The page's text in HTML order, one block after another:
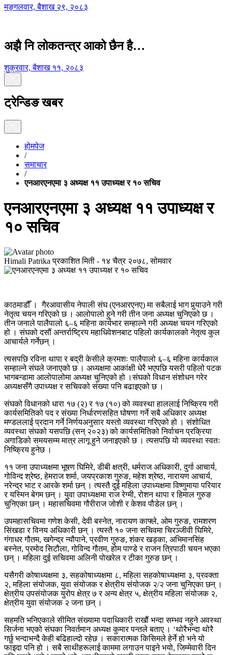
मङ्गलवार, बैशाख २९, २०८३
अझै नि लोकतन्त्र आको छैन है…
शुक्रवार, बैशाख ११, २०८३
ट्रेन्डिङ खबर
होमपेज
/
समाचार
/
एनआरएनएमा ३ अध्यक्ष ११ उपाध्यक्ष र १० सचिव
एनआरएनएमा ३ अध्यक्ष ११ उपाध्यक्ष र
१० सचिव
Himali Patrika प्रकाशित मिती - १४ चैत्र २०७८, सोमवार
काठमाडौँ । गैरआवासीय नेपाली संघ (एनआरएनए) मा सबैलाई भाग पुर्‍याउने गरी
नेतृत्व चयन गरिएको छ । आलोपालो हुने गरी तीन जना अध्यक्ष चुनिएको छ ।
तीन जनाले पालैपालो ६–६ महिना कार्यभार सम्हाल्ने गरी अध्यक्ष चयन गरिएको
हो । संघको दसौं अन्तर्राष्ट्रिय महाधिवेशनबाट पहिलो कार्यकालको नेतृत्व कुल
आचार्यले गर्नेछन् ।
त्यसपछि रविना थापा र बद्री केसीले क्रमशः पालैपालो ६–६ महिना कार्यकाल
सम्हाल्ने संघले जनाएको छ । अध्यक्षमा आकांक्षी धेरै भएपछि यसरी पहिलो पटक
भागबन्डामा आलोपालोमा अध्यक्ष चुनिएको हो ।संघको विधान संशोधन गरेर
अध्यक्षसँगै उपाध्यक्ष र सचिवको संख्या पनि बढाइएको छ ।
संघको विधानको धारा १७ (२) र १७ (१०) को व्यवस्था हाललाई निष्क्रिय गरी
कार्यसमितिको पद र संख्या निर्धारणसहित घोषणा गर्ने सबै अधिकार अध्यक्ष
मण्डललाई प्रदान गर्ने निर्णयअनुसार यस्तो व्यवस्था गरिएको हो । संशोधित
व्यवस्था संघको यसपछि (सन् २०२३) को कार्यसमितिको निर्वाचन प्रक्रिया
अगाडिको समयसम्म मात्र लागू हुने जनाइएको छ । त्यसपछि यो व्यवस्था स्वतः
निष्क्रिय हुनेछ ।
११ जना उपाध्यक्षमा भूषण घिमिरे, डीबी क्षत्री, धर्मराज अधिकारी, दुर्गा आचार्य,
गोविन्द श्रेष्ठ, हेमराज शर्मा, जयप्रकाश गुरुङ, महेश श्रेष्ठ, नारायण आचार्य,
नरेन्द्र भाट र आरके शर्मा छन् । त्यस्तै दुई महिला उपाध्यक्षमा विष्णुमाया परियार
र यस्मिन बेगम छन् । युवा उपाध्यक्षमा राज रेग्मी, रोशन थापा र हिमाल गुरुङ
चुनिएका छन् । महासचिवमा गौरीराज जोशी र केशव पौडेल छन् ।
उपमहासचिवमा गणेश केसी, देवी बस्नेत, नारायण काफ्ले, ओम गुरुङ, रामशरण
सिंखडा र विनय अधिकारी छन् । त्यस्तै १० जना सचिवमा चिरञ्जीवी घिमिरे,
गंगाधर गौतम, खगेन्द्र न्यौपाने, प्रवीण गुरुङ, शंकर खड्का, अभिमानसिंह
बस्नेत, प्रमोद सिटौला, गोविन्द गौतम, होम पाण्डे र राजन त्रिपाठी चयन भएका
छन् । महिला दुई सचिवमा अलिनी पोखरेल र टीका गुरुङ छन् ।
यसैगरी कोषाध्यक्षमा ३, सहकोषाध्यक्षमा ८, महिला सहकोषाध्यक्षमा ३, प्रवक्ता
२, महिला संयोजक, युवा संयोजक र क्षेत्रीय संयोजक २/२ जना चुनिएका छन् ।
क्षेत्रीय उपसंयोजक युरोप क्षेत्र ७ र अन्य क्षेत्र ५, क्षेत्रीय महिला संयोजक २,
क्षेत्रीय युवा संयोजक २ जना छन् ।
सहमति भनिएकाले सीमित संख्यामा पदाधिकारी राखौं भन्दा सम्भव नहुने अवस्था
सिर्जना भएको संघका निवर्तमान अध्यक्ष कुमार पन्तले बताए । ‘थोरैभन्दा थोरै
गर्छु भन्दाभन्दै केही बढिहाल्दो रहेछ । सकारात्मक किसिमले हेर्ने हो भने यो
फाइदा पनि हो । सबै साथीहरूलाई काममा लगाउन पाइने भयो, जिम्मेवारी दिन